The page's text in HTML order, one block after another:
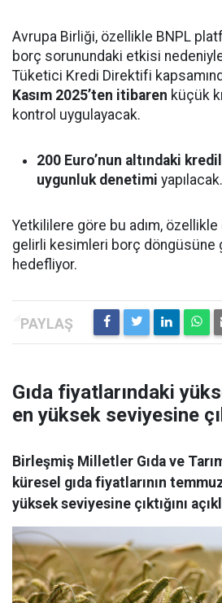
Avrupa Birliği, özellikle BNPL
borç sorunundaki etkisi
Tüketici Kredi Direktifi
Kasım 2025’ten itibaren küçük
kontrol uygulayacak.
200 Euro’nun altındaki
uygunluk denetimi yapılacak.
Yetkililere göre bu adım,
gelirli kesimleri borç döngüsüne
hedefliyor.
Gıda fiyatlarındaki
en yüksek seviyesine
Birleşmiş Milletler Gıda ve
küresel gıda fiyatlarının
yüksek seviyesine çıktığını